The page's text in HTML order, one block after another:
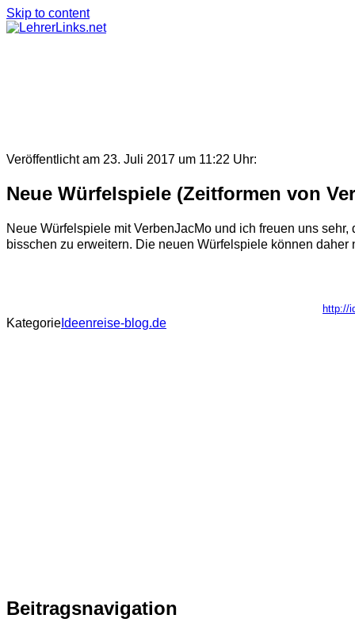
Skip to content
Veröffentlicht am 23. Juli 2017 um 11:22 Uhr:
Neue Würfelspiele (Zeitformen von
Neue Würfelspiele mit VerbenJacMo und ich freuen uns
bisschen zu erweitern. Die neuen Würfelspiele können daher
http://
Kategorie Ideenreise-blog.de
Beitragsnavigation